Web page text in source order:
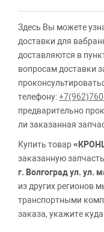
Здесь Вы можете
доставки для
доставляются в
вопросам доставки
телефону:
предварительно
ли заказанная
Купить товар
заказанную
г. Волгоград ул. ул.
из других регионов
транспортными
заказа, укажите